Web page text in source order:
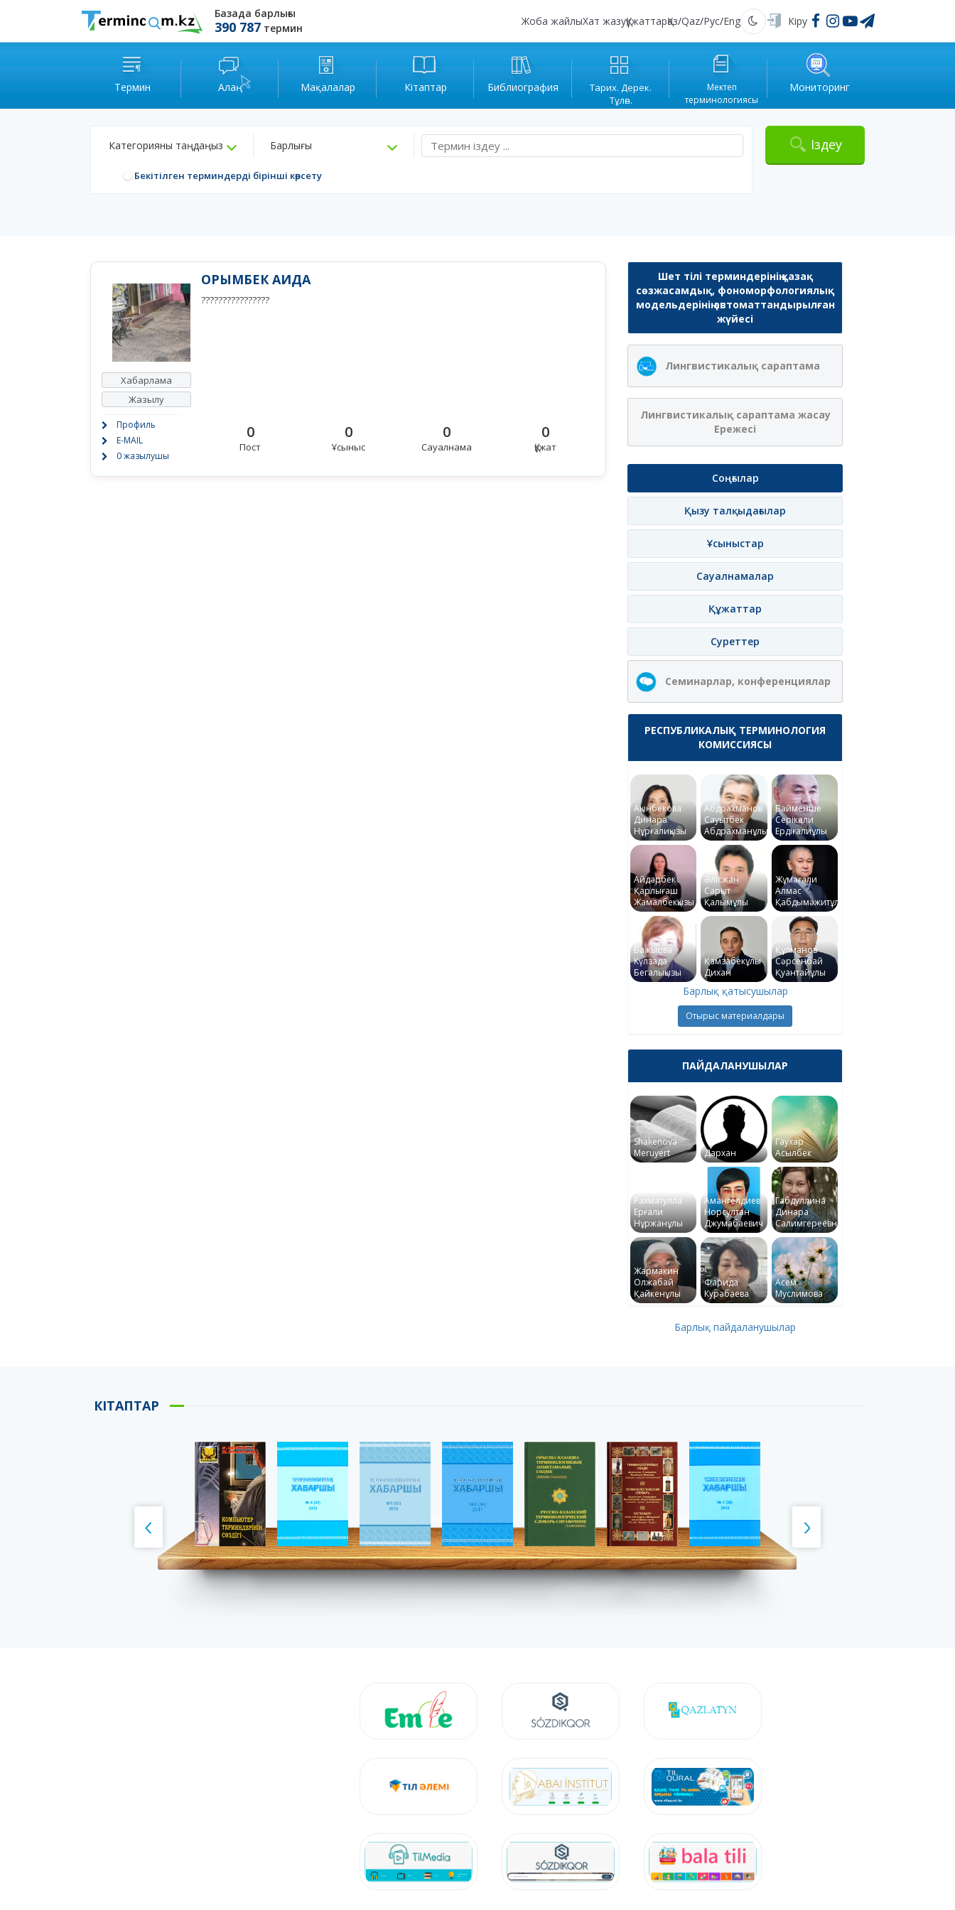
Базада барлығы
390 787 термин
Жоба жайлыХат жазуҚұжаттарҚаз/Qaz/Рус/Eng Қараңғы Кіру
Термин Алаң Мақалалар Кітаптар Библиография
Тарих. Дерек.
Тұлға.
Мектеп
терминологиясы
Мониторинг
Категорияны таңдаңыз Барлығы
Бекітілген терминдерді бірінші көрсету
Іздеу
Хабарлама
Жазылу
Профиль
E-MAIL
0 жазылушы
ОРЫМБЕК АИДА
????????????????
0
Пост
0
Ұсыныс
0
Сауалнама
0
Құжат
Шет тілі терминдерінің қазақ
сөзжасамдық, фономорфологиялық
модельдерінің автоматтандырылған
жүйесі
Лингвистикалық сараптама
Лингвистикалық сараптама жасау
Ережесі
Соңғылар
Қызу талқыдағылар
Ұсыныстар
Сауалнамалар
Құжаттар
Суреттер
Семинарлар, конференциялар
РЕСПУБЛИКАЛЫҚ ТЕРМИНОЛОГИЯ
КОМИССИЯСЫ
Ақынбекова
Динара
Нұрғалиқызы
Абдрахманов
Сауытбек
Абдрахманұлы
Байменше
Серікқали
Ердіғалиұлы
Айдарбек
Қарлығаш
Жамалбекқызы
Әлісжан
Сарқыт
Қалымұлы
Жұмағали
Алмас
Қабдымәжитұлы
Бажықова
Күлзада
Бегалықызы
Қамзабекұлы
Дихан
Құлманов
Сәрсенбай
Қуантайұлы
Барлық қатысушылар
Отырыс материалдары
ПАЙДАЛАНУШЫЛАР
Shakenova
Meruyert
Дархан
Гаухар
Асылбек
Рахматулла
Ерғали
Нұржанұлы
Амангелдиев
Норсултан
Джумабаевич
Габдуллина
Динара
Салимгереевна
Жармакин
Олжабай
Қайкенұлы
Фарида
Курабаева
Асем
Муслимова
Барлық пайдаланушылар
КІТАПТАР